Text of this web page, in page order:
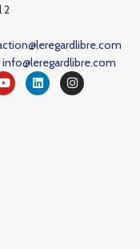
2
info@leregardlibre.com